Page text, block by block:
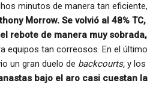
minutos de manera tan eficiente,
Morrow. Se volvió al 48% TC,
rebote de manera muy sobrada,
equipos tan correosos. En el último
un gran duelo de backcourts, y los
bajo el aro casi cuestan la